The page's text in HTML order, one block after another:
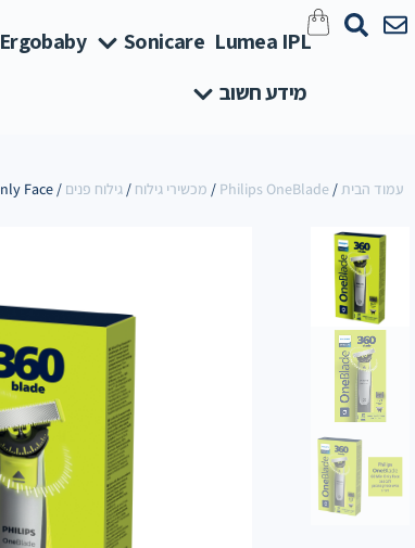
Lumea IPL
Sonicare
Ergobaby
מידע חשוב
עמוד הבית/
Philips OneBlade
/ מכשירי גילוח / גילוח פנים / One Blade 60 MIN 360 Only Face